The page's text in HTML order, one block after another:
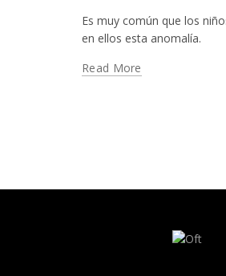
Es muy común que los
en ellos esta anomalía.
Read More